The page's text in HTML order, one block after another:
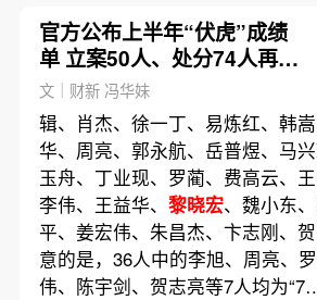
官方公布上半年“伏虎”成绩
单 立案50人、处分74人再创
新高
文｜财新 冯华妹
辑、肖杰、徐一丁、易炼红、韩
华、周亮、郭永航、岳普煜、马
玉舟、丁业现、罗蔺、费高云、王
李伟、王益华、 黎晓宏、魏小东
平、姜宏伟、朱昌杰、卞志刚、
意的是，36人中的李旭、周亮、
伟、陈宇剑、贺志亮等7人均为